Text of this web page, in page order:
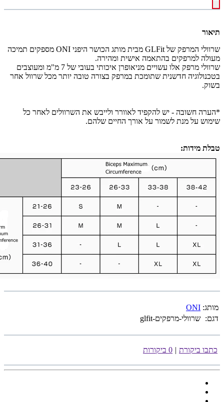
תיאור
שרוולי המרפק של GLFit מבית מותג הכושר היפני ONI מספקים תמיכה
מעולה למרפקים בהתאמה אישית ומהירה.
שרוולי מרפק אלו עשויים מניאופרן איכותי בעובי של 7 מ"מ ומעוצבים
בטכנולוגיה חדשנית שתומכת במרפק בצורה טובה יותר מכל שרוול אחר
בשוק.
*הערה חשובה - יש להקפיד לאוורר ולייבש את השרוולים לאחר כל
שימוש על מנת לשמור על אורך החיים שלהם.
טבלת מידות:
מותג: ONI
דגם: שרוולי-מרפקים-glfit
כתבו ביקורת | 0 ביקורות